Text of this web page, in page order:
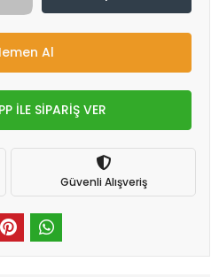
Al
İLE SİPARİŞ VER
Güvenli Alışveriş